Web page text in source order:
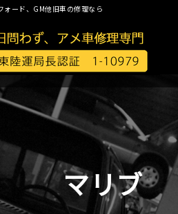
ード、GM他旧車の修理なら
マリブ